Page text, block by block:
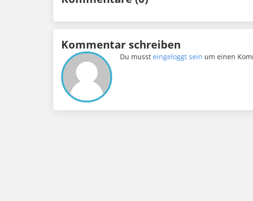
Kommentar schreiben
Du mussteingeloggt sein um einen